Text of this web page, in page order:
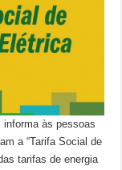
às pessoas
a “Tarifa Social de
tarifas de energia